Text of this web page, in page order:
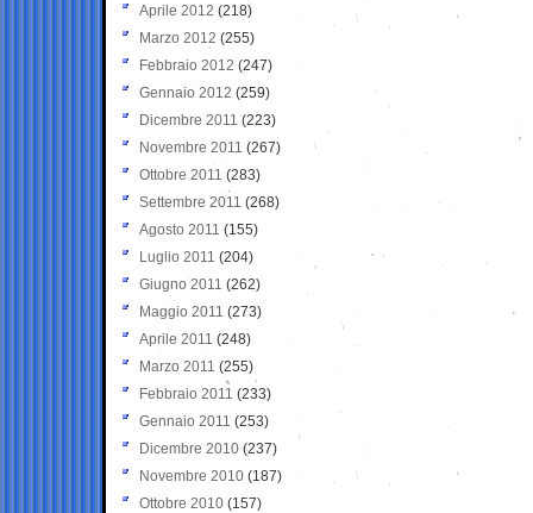
Aprile 2012 (218)
Marzo 2012 (255)
Febbraio 2012 (247)
Gennaio 2012 (259)
Dicembre 2011 (223)
Novembre 2011 (267)
Ottobre 2011 (283)
Settembre 2011 (268)
Agosto 2011 (155)
Luglio 2011 (204)
Giugno 2011 (262)
Maggio 2011 (273)
Aprile 2011 (248)
Marzo 2011 (255)
Febbraio 2011 (233)
Gennaio 2011 (253)
Dicembre 2010 (237)
Novembre 2010 (187)
Ottobre 2010 (157)